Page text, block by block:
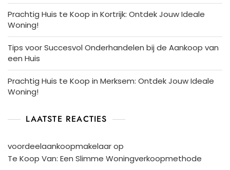
Prachtig Huis te Koop in Kortrijk: Ontdek Jouw Ideale
Woning!
Tips voor Succesvol Onderhandelen bij de Aankoop van
een Huis
Prachtig Huis te Koop in Merksem: Ontdek Jouw Ideale
Woning!
LAATSTE REACTIES
voordeelaankoopmakelaarop
Te Koop Van: Een Slimme Woningverkoopmethode